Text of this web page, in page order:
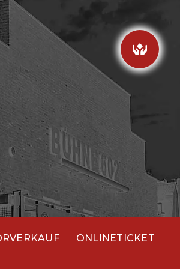
ONLINETICKET